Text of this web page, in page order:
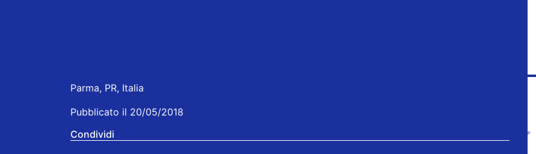
Parma, PR, Italia
Pubblicato il 20/05/2018
Condividi